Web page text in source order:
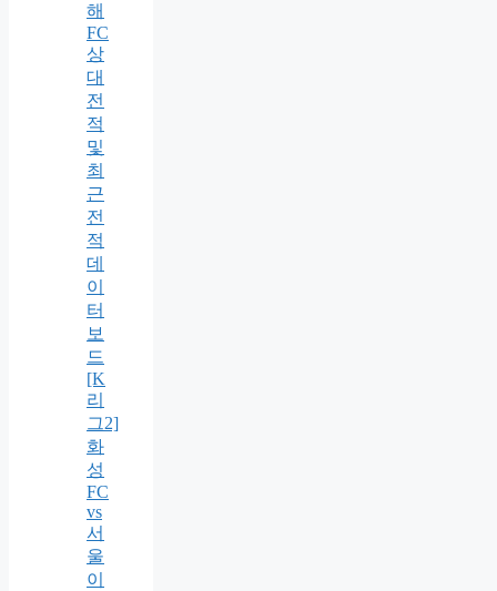
해
FC
상
대
전
적
및
최
근
전
적
데
이
터
보
드
[K
리
그2]
화
성
FC
vs
서
울
이